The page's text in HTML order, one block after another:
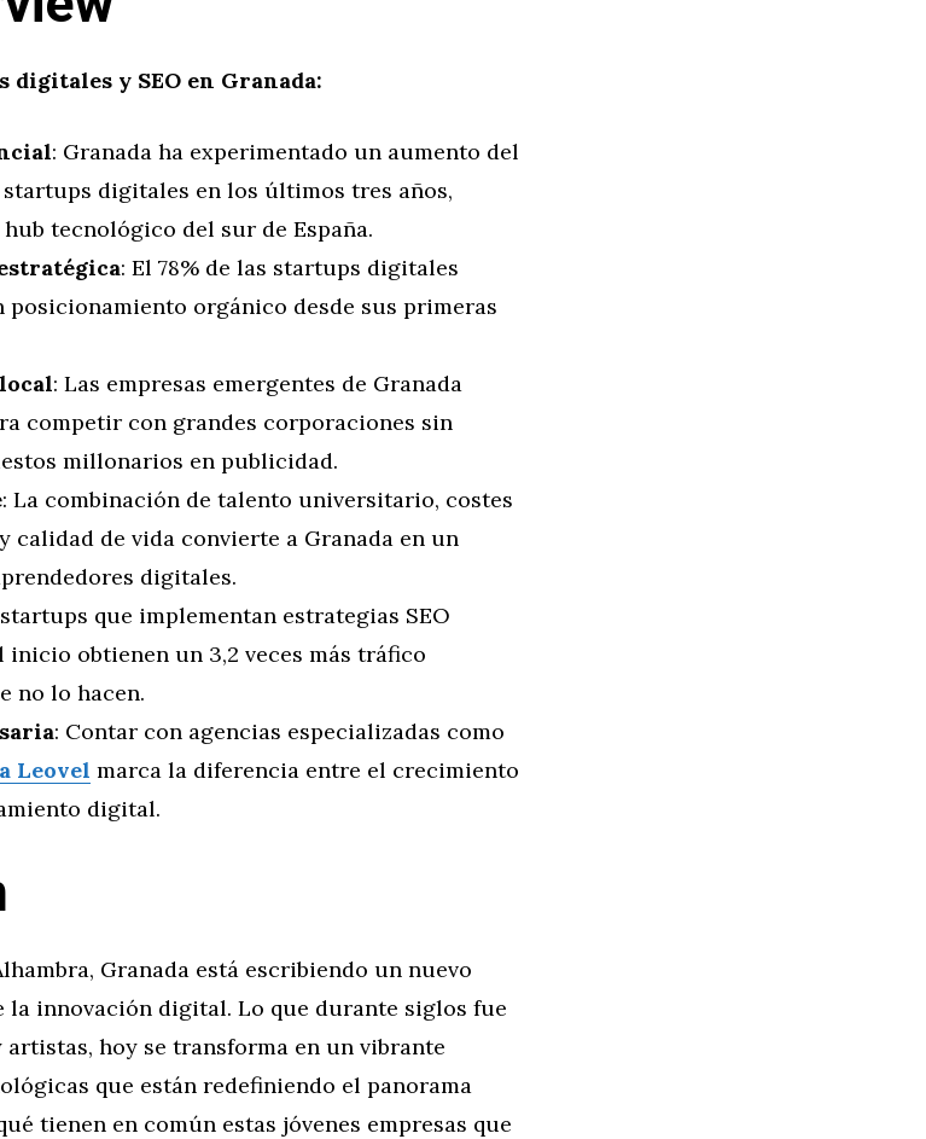
y SEO en Granada:
: Granada ha experimentado un aumento del
startups digitales en los últimos tres años,
tecnológico del sur de España.
: El 78% de las startups digitales
posicionamiento orgánico desde sus primeras
: Las empresas emergentes de Granada
competir con grandes corporaciones sin
millonarios en publicidad.
: La combinación de talento universitario, costes
calidad de vida convierte a Granada en un
digitales.
que implementan estrategias SEO
inicio obtienen un 3,2 veces más tráfico
no lo hacen.
: Contar con agencias especializadas como
Leovel marca la diferencia entre el crecimiento
digital.
Granada está escribiendo un nuevo
innovación digital. Lo que durante siglos fue
hoy se transforma en un vibrante
que están redefiniendo el panorama
tienen en común estas jóvenes empresas que